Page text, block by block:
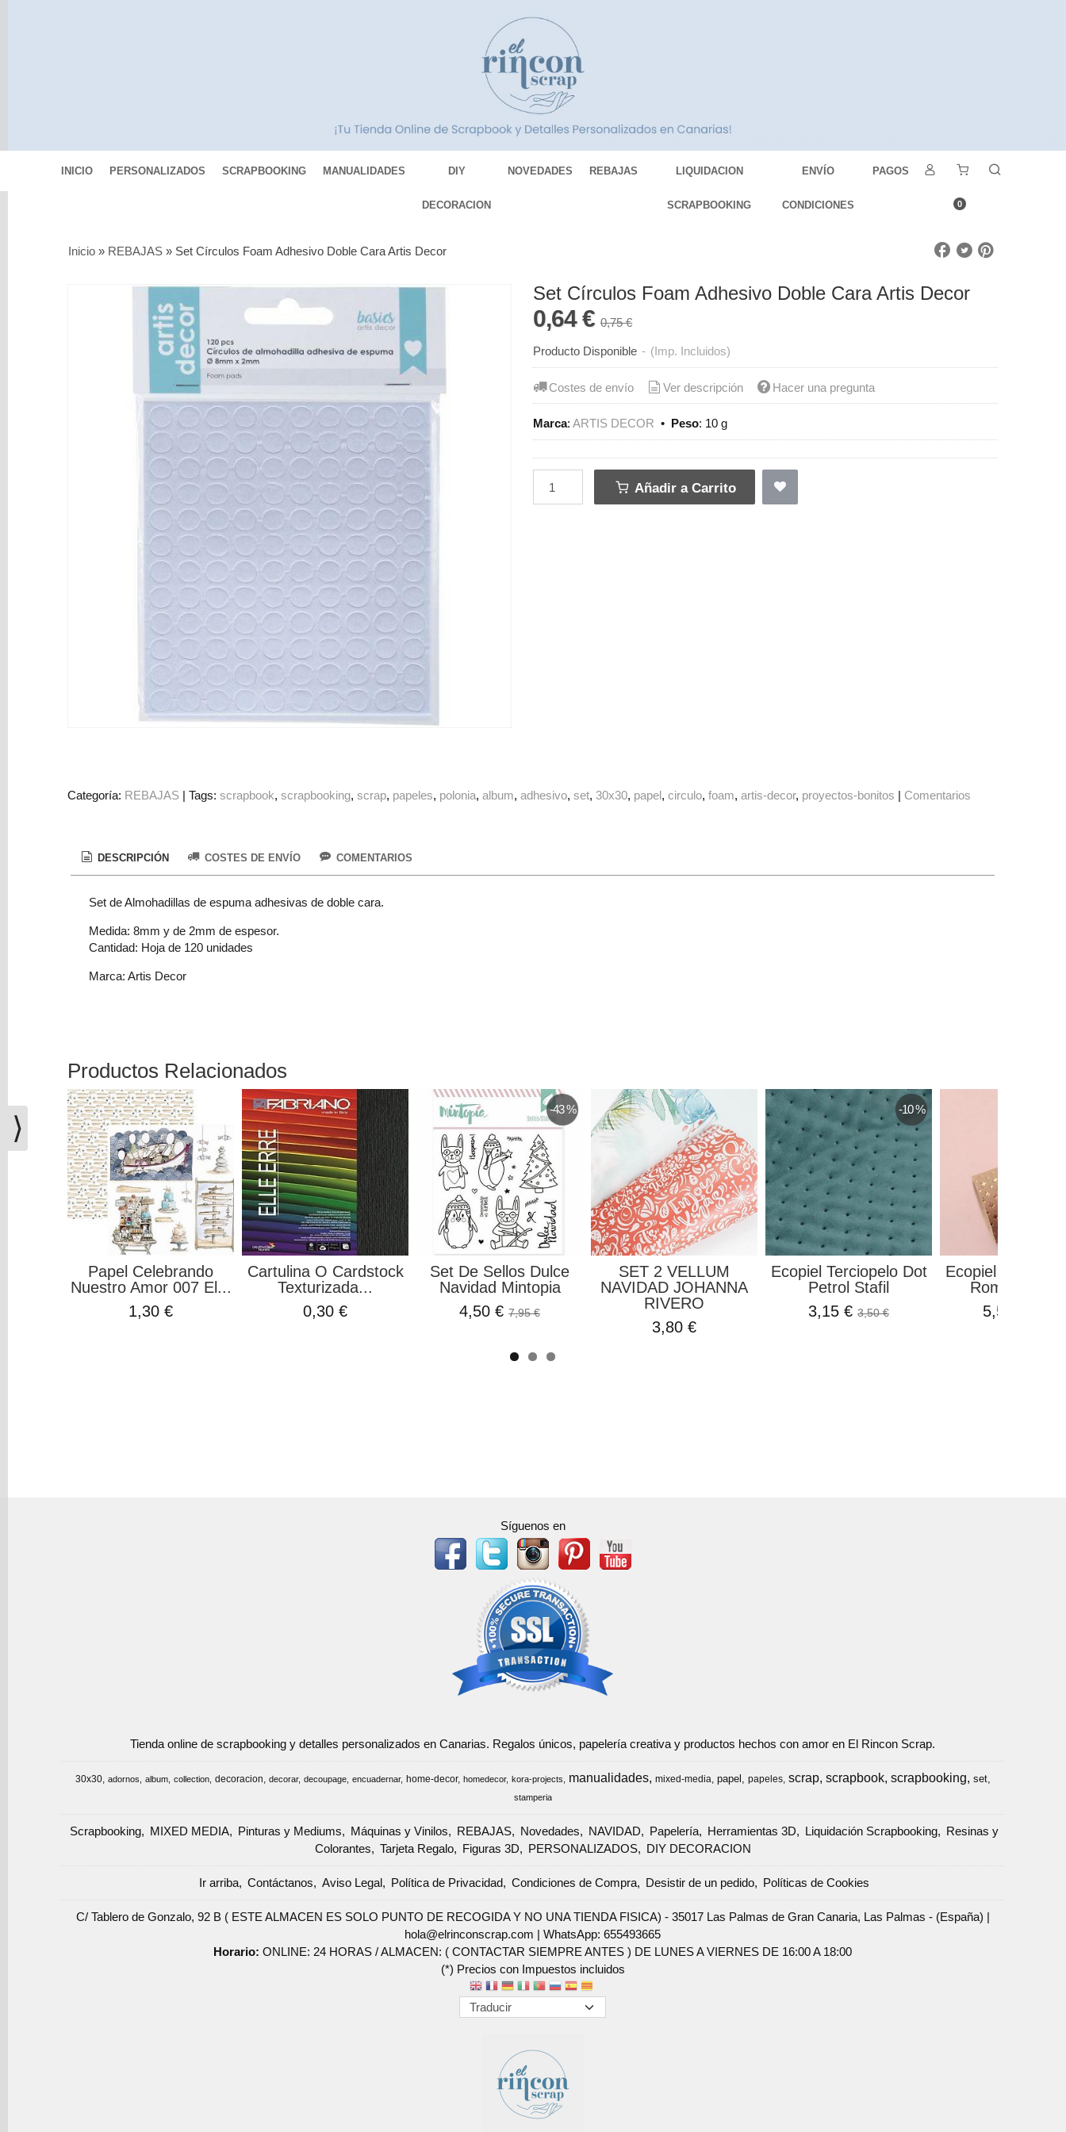
INICIO PERSONALIZADOS SCRAPBOOKING MANUALIDADES DIY
DECORACION
NOVEDADES REBAJAS LIQUIDACION
SCRAPBOOKING
ENVÍO
CONDICIONES
PAGOS
0
Figuras
Marcas
(0)
carrito
compra
está
vacío
Inicio » REBAJAS » Set Círculos Foam Adhesivo Doble Cara Artis Decor
Set Círculos Foam Adhesivo Doble Cara Artis Decor
0,64 €0,75 €
Producto Disponible - (Imp. Incluidos)
Costes de envío Ver descripción Hacer una pregunta
Marca:ARTIS DECOR • Peso: 10 g
Añadir a Carrito
Categoría: REBAJAS |Tags:scrapbook scrapbooking scrap papeles polonia album adhesivo set 30x30 papel circulo foam artis-decor proyectos-bonitos | Comentarios
DESCRIPCIÓN COSTES DE ENVÍO COMENTARIOS
Set de Almohadillas de espuma adhesivas de doble cara.
Medida: 8mm y de 2mm de espesor.
Cantidad: Hoja de 120 unidades
Marca: Artis Decor
Productos Relacionados
Papel Celebrando
Nuestro Amor 007 El...
1,30 €
Cartulina O Cardstock
Texturizada...
0,30 €
-43 %
Set De Sellos Dulce
Navidad Mintopia
4,50 €7,95 €
SET 2 VELLUM
NAVIDAD JOHANNA
RIVERO
3,80 €
-10 %
Ecopiel Terciopelo Dot
Petrol Stafil
3,15 €3,50 €
Ecopiel Blin Blin
Rombos Foil
5,50 €
Síguenos en
Tienda online de scrapbooking y detalles personalizados en Canarias. Regalos únicos, papelería creativa y productos hechos con amor en El Rincon Scrap.
30x30 adornos album collection decoracion decorar decoupage encuadernar home-decor homedecor kora-projects manualidades mixed-media papel papeles scrap scrapbook scrapbooking set
stamperia
Scrapbooking MIXED MEDIA Pinturas y Mediums Máquinas y Vinilos REBAJAS Novedades NAVIDAD Papelería Herramientas 3D Liquidación Scrapbooking
Resinas y
Colorantes
Tarjeta Regalo Figuras 3D PERSONALIZADOS DIY DECORACION
Ir arriba Contáctanos Aviso Legal Política de Privacidad Condiciones de Compra Desistir de un pedido Políticas de Cookies
C/ Tablero de Gonzalo, 92 B ( ESTE ALMACEN ES SOLO PUNTO DE RECOGIDA Y NO UNA TIENDA FISICA) - 35017 Las Palmas de Gran Canaria, Las Palmas - (España) |
hola@elrinconscrap.com |WhatsApp: 655493665
Horario:ONLINE: 24 HORAS / ALMACEN: ( CONTACTAR SIEMPRE ANTES ) DE LUNES A VIERNES DE 16:00 A 18:00
(*) Precios con Impuestos incluidos
⟩